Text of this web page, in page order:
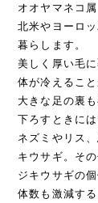
オオヤマネコ属
北米やヨーロ
暮らします。
美しく厚い毛
体が冷えること
大きな足の裏
下ろすときに
ネズミやリス
キウサギ。そ
ジキウサギの
体数も激減する